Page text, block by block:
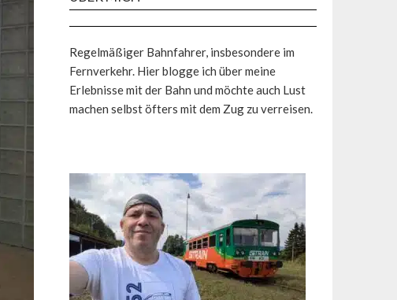
Regelmäßiger Bahnfahrer, insbesondere im
Fernverkehr. Hier blogge ich über meine
Erlebnisse mit der Bahn und möchte auch Lust
machen selbst öfters mit dem Zug zu verreisen.